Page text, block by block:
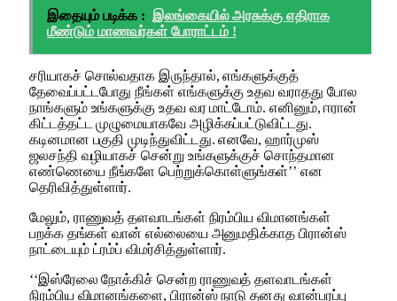
இதையும் படிக்க : இலங்கையில் அரசுக்கு எதிராக
மீண்டும் மாணவர்கள் போராட்டம் !
சரியாகச் சொல்வதாக இருந்தால், எங்களுக்குத்
தேவைப்பட்டபோது நீங்கள் எங்களுக்கு உதவ வராதது போல
நாங்களும் உங்களுக்கு உதவ வர மாட்டோம். எனினும், ஈரான்
கிட்டத்தட்ட முழுமையாகவே அழிக்கப்பட்டுவிட்டது.
கடினமான பகுதி முடிந்துவிட்டது. எனவே, ஹார்முஸ்
ஜலசந்தி வழியாகச் சென்று உங்களுக்குச் சொந்தமான
எண்ணெயை நீங்களே பெற்றுக்கொள்ளுங்கள்’’ என
தெரிவித்துள்ளார்.
மேலும், ராணுவத் தளவாடங்கள் நிரம்பிய விமானங்கள்
பறக்க தங்கள் வான் எல்லையை அனுமதிக்காத பிரான்ஸ்
நாட்டையும் ட்ரம்ப் விமர்சித்துள்ளார்.
‘‘இஸ்ரேலை நோக்கிச் சென்ற ராணுவத் தளவாடங்கள்
நிரம்பிய விமானங்களை, பிரான்ஸ் நாடு தனது வான்பரப்பு